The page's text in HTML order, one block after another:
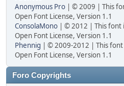
Anonymous Pro | © 2009 | This
Open Font License, Version 1.1
ConsolaMono | © 2012 | This font
Open Font License, Version 1.1
Phennig | © 2009-2012 | This font
Open Font License, Version 1.1
Foro Copyrights